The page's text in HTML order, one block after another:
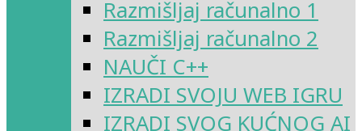
Razmišljaj računalno 1
Razmišljaj računalno 2
NAUČI C++
IZRADI SVOJU WEB IGRU
IZRADI SVOG KUĆNOG AI